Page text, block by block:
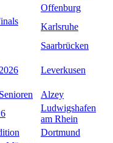
Offenburg
Karlsruhe
Saarbrücken
Leverkusen
Alzey
Ludwigshafen
am Rhein
Dortmund